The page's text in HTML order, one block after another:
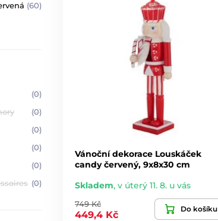
(60)
(0)
(0)
(0)
(0)
(0)
(0)
Vánoční dekorace Louskáček
candy červený, 9x8x30 cm
Skladem, v úterý 11. 8. u vás
749 Kč
449,4 Kč
Do košíku